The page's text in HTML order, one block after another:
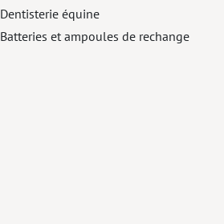
Dentisterie équine
Batteries et ampoules de rechange